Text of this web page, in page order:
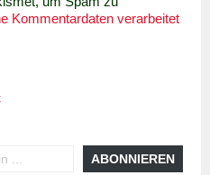
Kommentardaten verarbeitet
ABONNIEREN